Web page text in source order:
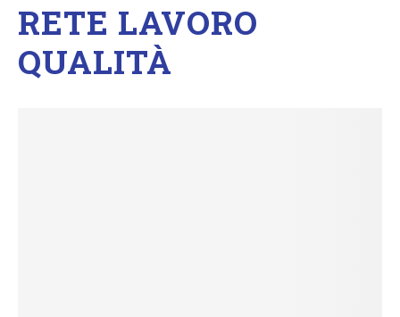
RETE LAVORO
QUALITÀ